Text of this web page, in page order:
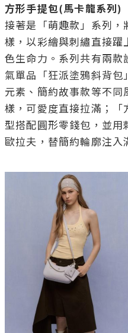
方形手提包(馬卡龍系列)
接著是「萌趣款」系列，
樣，以彩繪與刺繡直接躍
色生命力。系列共有兩款
氣單品「狂派塗鴉斜背包
元素、簡約故事款等不同
樣，可愛度直接拉滿；「
型搭配圓形零錢包，並用
歐拉夫，替簡約輪廓注入